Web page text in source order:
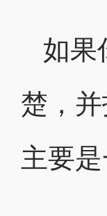
如果
楚，
主要